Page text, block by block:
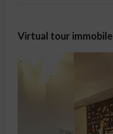
Virtual tour immobile